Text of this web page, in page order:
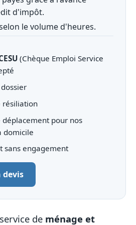
d'impôt.
le volume d'heures.
(Chèque Emploi Service
résiliation
déplacement pour nos
domicile
sans engagement
devis
de ménage et